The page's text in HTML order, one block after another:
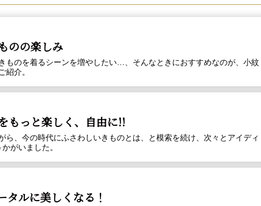
のの楽しみ
ものを着るシーンを増やしたい…、そんなときにおすすめなのが、小紋
介。
もっと楽しく、自由に!!
、今の時代にふさわしいきものとは、と模索を続け、次々とアイディ
がいました。
タルに美しくなる！